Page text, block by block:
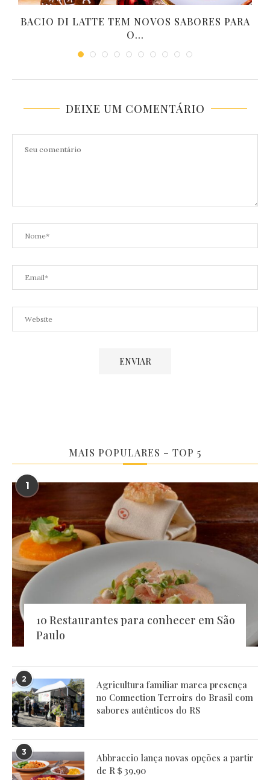
BACIO DI LATTE TEM NOVOS SABORES PARA
O...
DEIXE UM COMENTÁRIO
MAIS POPULARES – TOP 5
1
10 Restaurantes para conhecer em São
Paulo
2
Agricultura familiar marca presença
no Connection Terroirs do Brasil com
sabores autênticos do RS
3
Abbraccio lança novas opções a partir
de R＄39,90